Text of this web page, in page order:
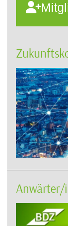
Anwärter/